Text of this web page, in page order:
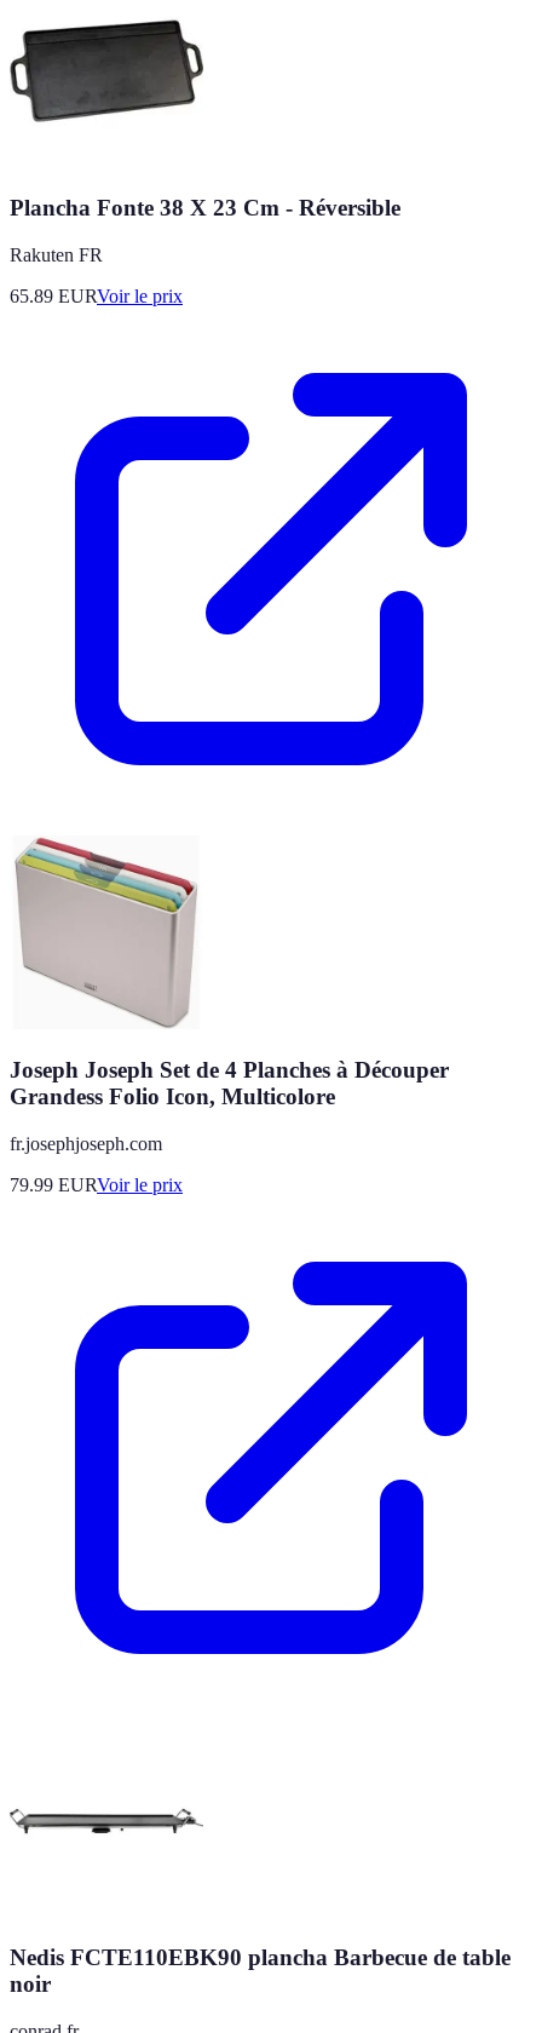
Plancha Fonte 38 X 23 Cm - Réversible
Rakuten FR
65.89 EURVoir le prix
Joseph Joseph Set de 4 Planches à Découper
Grandess Folio Icon, Multicolore
fr.josephjoseph.com
79.99 EURVoir le prix
Nedis FCTE110EBK90 plancha Barbecue de table
noir